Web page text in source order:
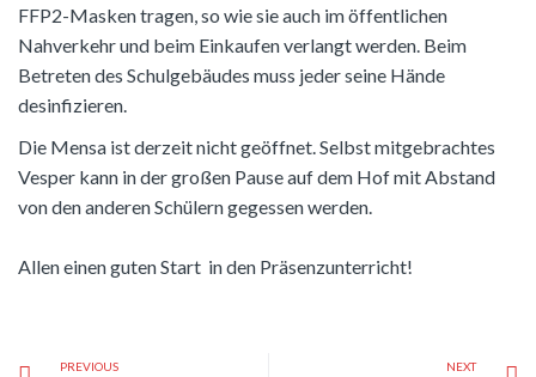
FFP2-Masken tragen, so wie sie auch im öffentlichen
Nahverkehr und beim Einkaufen verlangt werden. Beim
Betreten des Schulgebäudes muss jeder seine Hände
desinfizieren.
Die Mensa ist derzeit nicht geöffnet. Selbst mitgebrachtes
Vesper kann in der großen Pause auf dem Hof mit Abstand
von den anderen Schülern gegessen werden.
Allen einen guten Start in den Präsenzunterricht!
PREVIOUS NEXT